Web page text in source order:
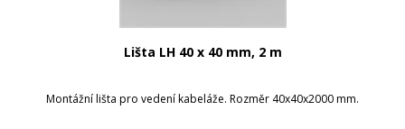
Lišta LH 40 x 40 mm, 2 m
Montážní lišta pro vedení kabeláže. Rozměr 40x40x2000 mm.